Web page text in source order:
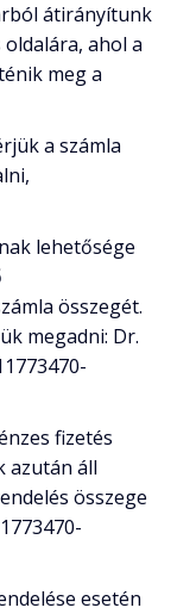
átirányítunk
ahol a
meg a
a számla
lehetősége
összegét.
megadni: Dr.
fizetés
azután áll
összege
esetén